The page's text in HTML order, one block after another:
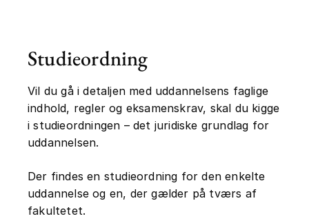
Studieordning
Vil du gå i detaljen med uddannelsens faglige
indhold, regler og eksamenskrav, skal du kigge
i studieordningen – det juridiske grundlag for
uddannelsen.
Der findes en studieordning for den enkelte
uddannelse og en, der gælder på tværs af
fakultetet.